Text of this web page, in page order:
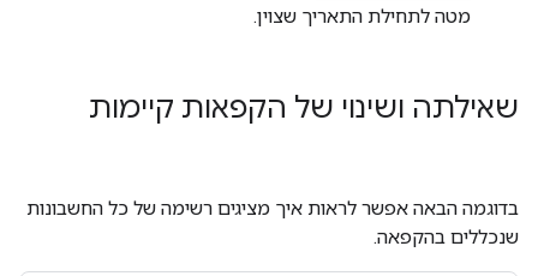
מטה לתחילת התאריך שצוין.
שאילתה ושינוי של הקפאות קיימות
בדוגמה הבאה אפשר לראות איך מציגים רשימה של כל החשבונות
שנכללים בהקפאה.